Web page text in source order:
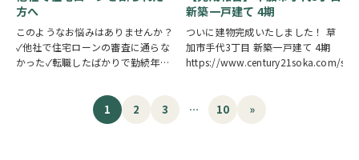
す。7.5…
方へ
このようなお悩みはありませんか？
✓他社で住宅ローンの審査に通らな
かった✓転職したばかりで勤続年数
審査が不安✓車のローンやカードロ
ーンなど借入がある✓過去に返済の
遅れがあり心配している ひとつで
新築一戸建て 4期
ついに建物完成いたしました！ 草
加市手代3丁目 新築一戸建て 4期
https://www.century21soka.com/st/
1 2 3 … 10 »